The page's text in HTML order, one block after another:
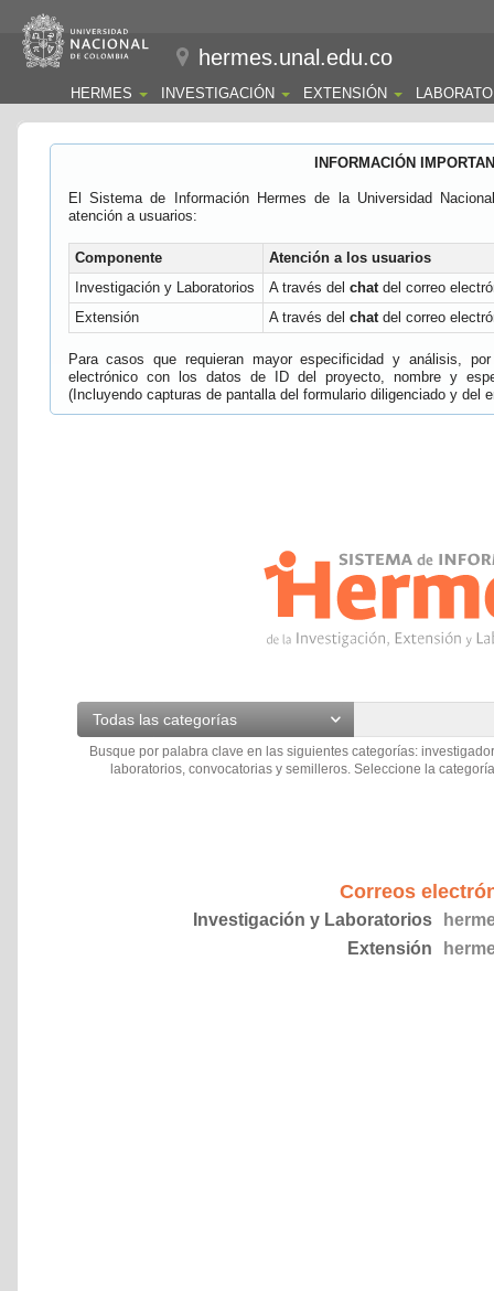
hermes.unal.edu.co
HERMES INVESTIGACIÓN EXTENSIÓN
INFORMACIÓN
El Sistema de Información Hermes de la Universidad
atención a usuarios:
Componente
Atención a los usuarios
Investigación y Laboratorios
A través del chatdel correo
Extensión
A través del chatdel correo
Para casos que requieran mayor especificidad y análisis,
electrónico con los datos de ID del proyecto, nombre y
(Incluyendo capturas de pantalla del formulario diligenciado y del
Todas las categorías
Busque por palabra clave en las siguientes categorías:
laboratorios, convocatorias y semilleros. Seleccione la
Correos
Investigación y Laboratorios
Extensión